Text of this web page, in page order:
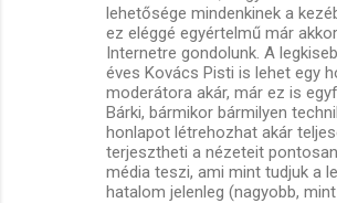
lehetősége mindenkinek a
ez eléggé egyértelmű már
Internetre gondolunk. A
éves Kovács Pisti is lehet egy
moderátora akár, már ez is
Bárki, bármikor bármilyen
honlapot létrehozhat akár
terjesztheti a nézeteit
média teszi, ami mint tudjuk a
hatalom jelenleg (nagyobb,